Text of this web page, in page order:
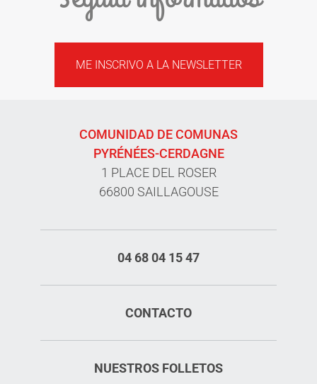
ME INSCRIVO A LA NEWSLETTER
COMUNIDAD DE COMUNAS
PYRÉNÉES-CERDAGNE
1 PLACE DEL ROSER
66800 SAILLAGOUSE
04 68 04 15 47
CONTACTO
NUESTROS FOLLETOS